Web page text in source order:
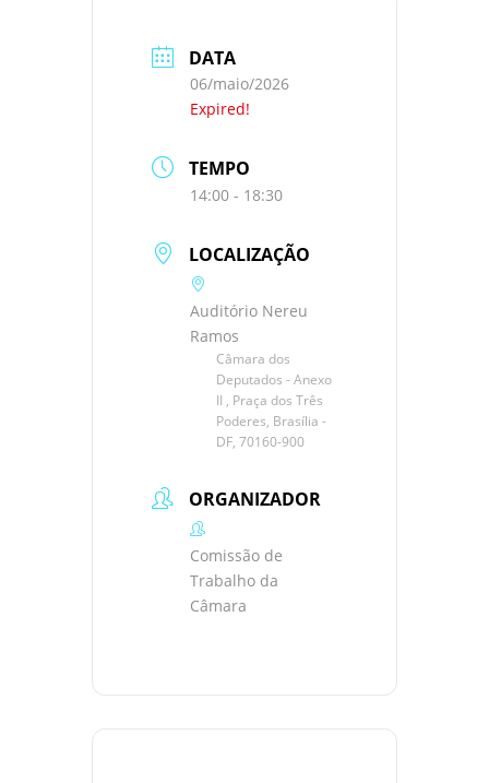
DATA
06/maio/2026
Expired!
TEMPO
14:00 - 18:30
LOCALIZAÇÃO
Auditório Nereu
Ramos
Câmara dos
Deputados - Anexo
II , Praça dos Três
Poderes, Brasília -
DF, 70160-900
ORGANIZADOR
Comissão de
Trabalho da
Câmara